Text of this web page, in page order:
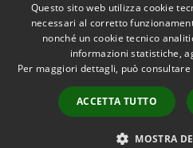
RSS
Accessibilità
Questo sito web utilizza cookie
necessari al corretto
nonché un cookie tecnico
informazioni statistiche,
Per maggiori dettagli, può
ACCETTA TUTTO
MOSTRA